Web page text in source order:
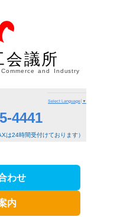
会議所
and Industry
Select Language ▼
4441
は24時間受付けております）
わせ
内